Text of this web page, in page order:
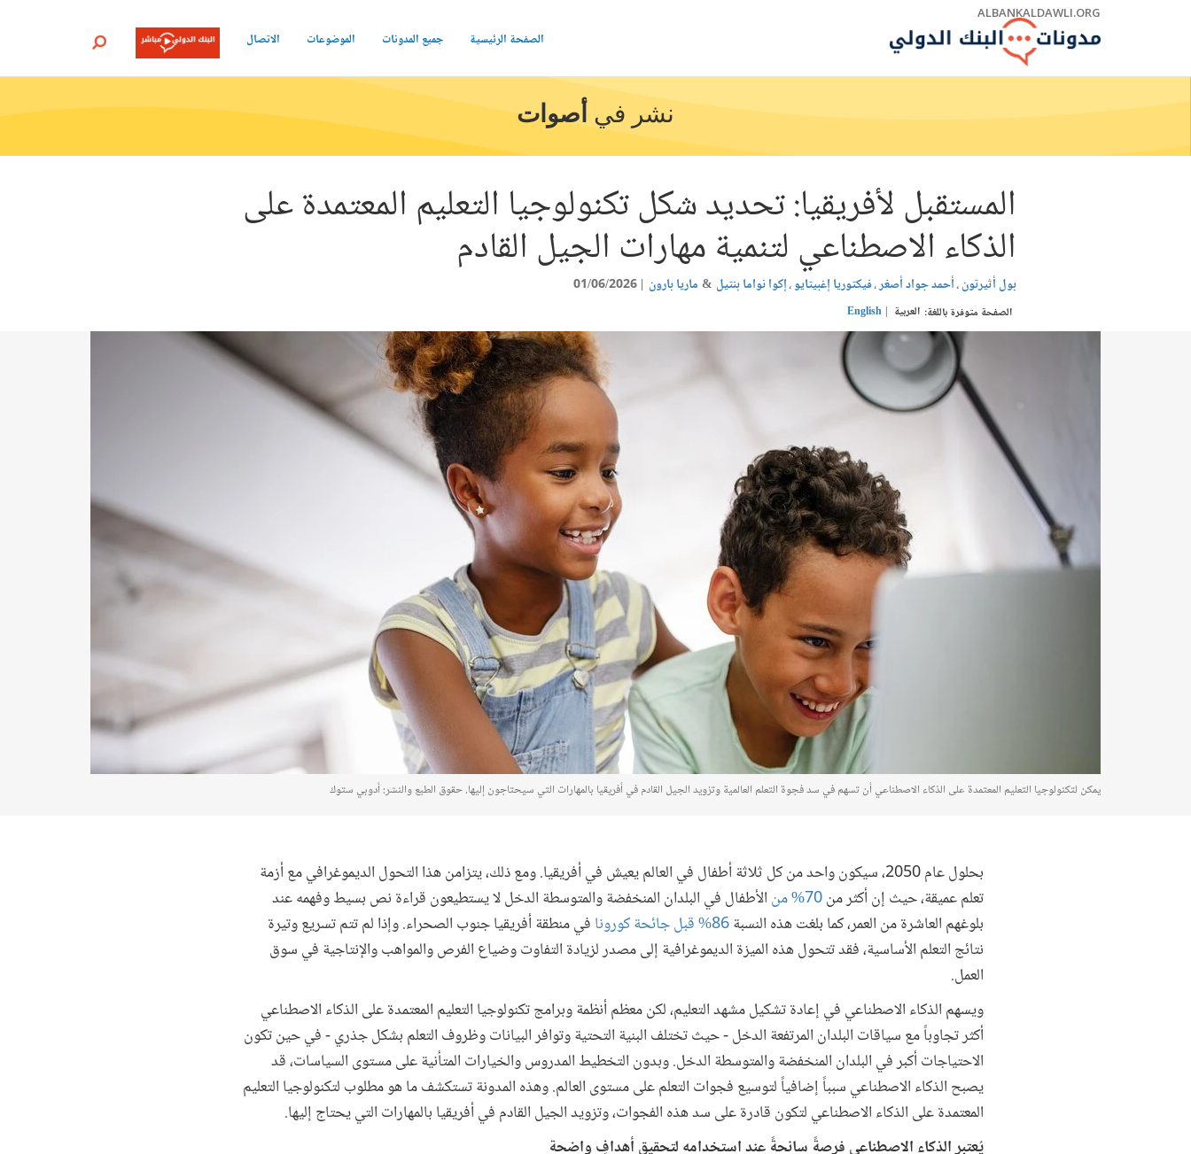
ALBANKALDAWLI.ORG
الصفحة الرئيسية جميع المدونات الموضوعات الاتصال بحث
نشر في أصوات
المستقبل لأفريقيا: تحديد شكل تكنولوجيا التعليم المعتمدة على
الذكاء الاصطناعي لتنمية مهارات الجيل القادم
بول أثيرتون أحمد جواد أصغر فيكتوريا إغبيتايو إكوا نواما بنتيل ماريا بارون 01/06/2026
الصفحة متوفرة باللغة: العربية English
يمكن لتكنولوجيا التعليم المعتمدة على الذكاء الاصطناعي أن تسهم في سد فجوة التعلم العالمية وتزويد الجيل القادم في أفريقيا بالمهارات التي سيحتاجون إليها. حقوق الطبع والنشر: أدوبي ستوك
بحلول عام 2050، سيكون واحد من كل ثلاثة أطفال في العالم يعيش في أفريقيا. ومع ذلك، يتزامن هذا التحول الديموغرافي مع أزمة
تعلم عميقة، حيث إن أكثر من70% من
الأطفال في البلدان المنخفضة والمتوسطة الدخل لا يستطيعون قراءة نص بسيط وفهمه عند
بلوغهم العاشرة من العمر، كما بلغت هذه النسبة86% قبل جائحة كورونا
في منطقة أفريقيا جنوب الصحراء. وإذا لم تتم تسريع وتيرة
نتائج التعلم الأساسية، فقد تتحول هذه الميزة الديموغرافية إلى مصدر لزيادة التفاوت وضياع الفرص والمواهب والإنتاجية في سوق
العمل.
ويسهم الذكاء الاصطناعي في إعادة تشكيل مشهد التعليم، لكن معظم أنظمة وبرامج تكنولوجيا التعليم المعتمدة على الذكاء الاصطناعي
أكثر تجاوباً مع سياقات البلدان المرتفعة الدخل - حيث تختلف البنية التحتية وتوافر البيانات وظروف التعلم بشكل جذري - في حين تكون
الاحتياجات أكبر في البلدان المنخفضة والمتوسطة الدخل. وبدون التخطيط المدروس والخيارات المتأنية على مستوى السياسات، قد
يصبح الذكاء الاصطناعي سبباً إضافياً لتوسيع فجوات التعلم على مستوى العالم. وهذه المدونة تستكشف ما هو مطلوب لتكنولوجيا التعليم
المعتمدة على الذكاء الاصطناعي لتكون قادرة على سد هذه الفجوات، وتزويد الجيل القادم في أفريقيا بالمهارات التي يحتاج إليها.
يُعتبر الذكاء الاصطناعي فرصةً سانحةً عند استخدامه لتحقيق أهدافٍ واضحة